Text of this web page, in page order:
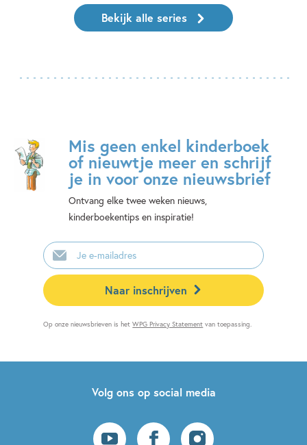
Bekijk alle series
Mis geen enkel kinderboek
of nieuwtje meer en schrijf
je in voor onze nieuwsbrief
Ontvang elke twee weken nieuws,
kinderboekentips en inspiratie!
E-
mailadres
Naar inschrijven
Op onze nieuwsbrieven is hetWPG Privacy Statement van toepassing.
Volg ons op social media